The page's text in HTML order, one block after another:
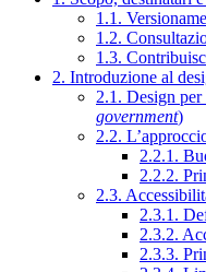
1.1.
1.2.
1.3.
2. Introduzione al
2.1. Design
government)
2.2.
2.2.1.
2.2.2.
2.3.
2.3.1.
2.3.2.
2.3.3.